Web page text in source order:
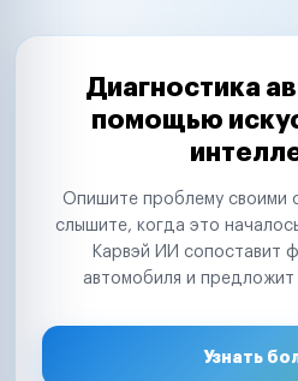
Диагностика
помощью
Опишите проблему своими
слышите, когда это
Карвэй ИИ сопоставит
автомобиля и предложит
Узнать